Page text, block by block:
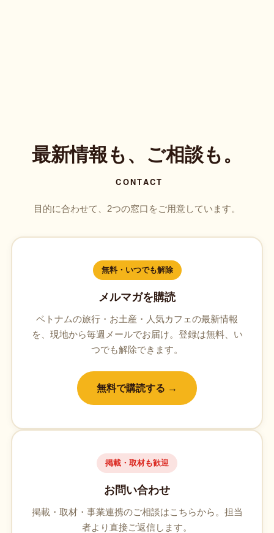
最新情報も、ご相談も。
CONTACT
目的に合わせて、2つの窓口をご用意しています。
無料・いつでも解除
メルマガを購読
ベトナムの旅行・お土産・人気カフェの最新情報
を、現地から毎週メールでお届け。登録は無料、い
つでも解除できます。
無料で購読する →
掲載・取材も歓迎
お問い合わせ
掲載・取材・事業連携のご相談はこちらから。担当
者より直接ご返信します。